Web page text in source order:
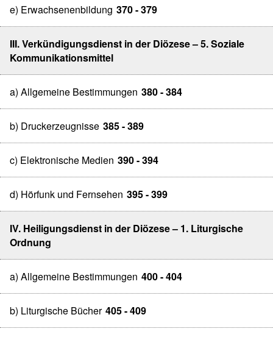
e) Erwachsenenbildung 370 - 379
III. Verkündigungsdienst in der Diözese – 5. Soziale
Kommunikationsmittel
a) Allgemeine Bestimmungen 380 - 384
b) Druckerzeugnisse 385 - 389
c) Elektronische Medien 390 - 394
d) Hörfunk und Fernsehen 395 - 399
IV. Heiligungsdienst in der Diözese – 1. Liturgische
Ordnung
a) Allgemeine Bestimmungen 400 - 404
b) Liturgische Bücher 405 - 409